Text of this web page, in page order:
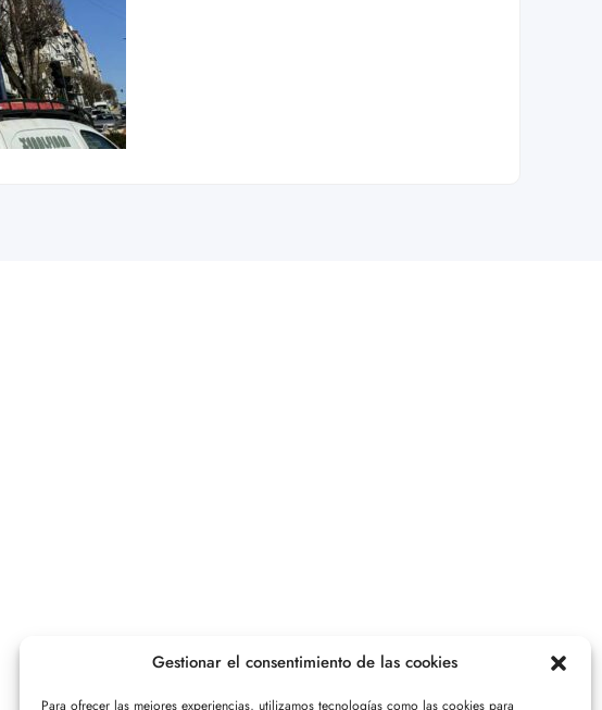
Gestionar el consentimiento de las cookies
Para ofrecer las mejores experiencias, utilizamos tecnologías como las cookies para